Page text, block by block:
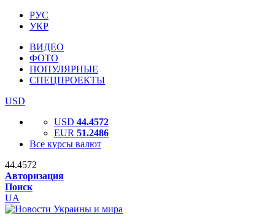
РУС
УКР
ВИДЕО
ФОТО
ПОПУЛЯРНЫЕ
СПЕЦПРОЕКТЫ
USD
USD 44.4572
EUR 51.2486
Все курсы валют
44.4572
Авторизация
Поиск
UA